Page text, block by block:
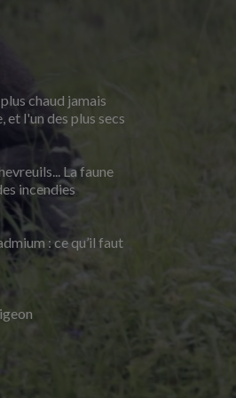
chaud jamais
et l'un des plus secs
La faune
incendies
: ce qu’il faut